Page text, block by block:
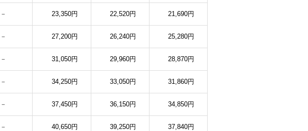
－ 23,350円 22,520円 21,690円
－ 27,200円 26,240円 25,280円
－ 31,050円 29,960円 28,870円
－ 34,250円 33,050円 31,860円
－ 37,450円 36,150円 34,850円
－ 40,650円 39,250円 37,840円